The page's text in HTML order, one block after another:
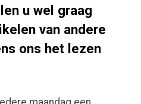
u wel graag
van andere
ons het lezen